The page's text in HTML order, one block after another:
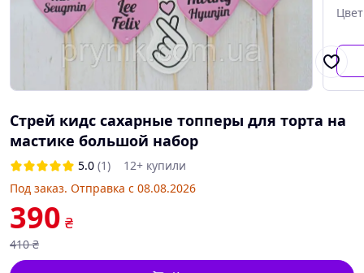
Цвет
Стрей кидс сахарные топперы для торта на
мастике большой набор
5.0 (1)
12+ купили
Под заказ. Отправка с 08.08.2026
390 ₴
410 ₴